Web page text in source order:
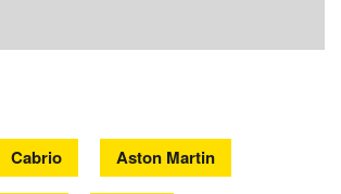
Cabrio Aston Martin